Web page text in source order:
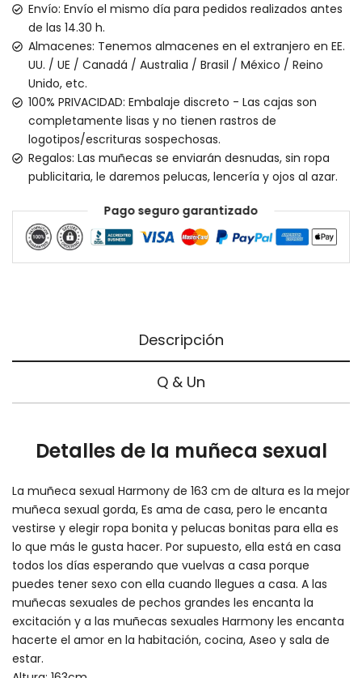
Envío: Envío el mismo día para pedidos realizados antes
de las 14.30 h.
Almacenes: Tenemos almacenes en el extranjero en EE.
UU. / UE / Canadá / Australia / Brasil / México / Reino
Unido, etc.
100% PRIVACIDAD: Embalaje discreto - Las cajas son
completamente lisas y no tienen rastros de
logotipos/escrituras sospechosas.
Regalos: Las muñecas se enviarán desnudas, sin ropa
publicitaria, le daremos pelucas, lencería y ojos al azar.
Pago seguro garantizado
Descripción
Q & Un
Detalles de la muñeca sexual
La muñeca sexual Harmony de 163 cm de altura es la mejor
muñeca sexual gorda, Es ama de casa, pero le encanta
vestirse y elegir ropa bonita y pelucas bonitas para ella es
lo que más le gusta hacer. Por supuesto, ella está en casa
todos los días esperando que vuelvas a casa porque
puedes tener sexo con ella cuando llegues a casa. A las
muñecas sexuales de pechos grandes les encanta la
excitación y a las muñecas sexuales Harmony les encanta
hacerte el amor en la habitación, cocina, Aseo y sala de
estar.